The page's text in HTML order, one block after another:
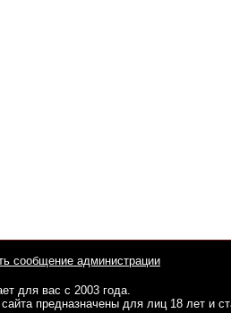
сообщение администрации
для вас с 2003 года.
предназначены для лиц 18 лет и